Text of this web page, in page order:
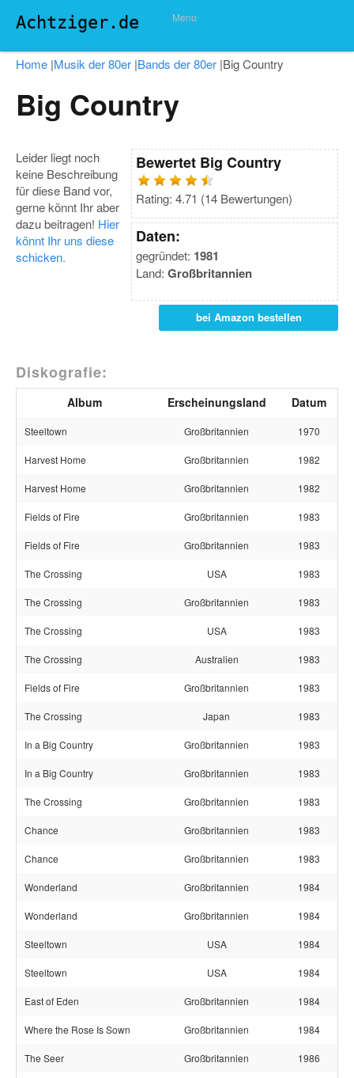
Achtziger.de Menu
Home |Musik der 80er |Bands der 80er |Big Country
Big Country
Bewertet Big Country
Rating: 4.71 (14 Bewertungen)
Daten:
gegründet: 1981
Land: Großbritannien
bei Amazon bestellen
Leider liegt noch
keine Beschreibung
für diese Band vor,
gerne könnt Ihr aber
dazu beitragen! Hier
könnt Ihr uns diese
schicken.
Diskografie:
Album Erscheinungsland Datum
Steeltown Großbritannien 1970
Harvest Home Großbritannien 1982
Harvest Home Großbritannien 1982
Fields of Fire Großbritannien 1983
Fields of Fire Großbritannien 1983
The Crossing USA 1983
The Crossing Großbritannien 1983
The Crossing USA 1983
The Crossing Australien 1983
Fields of Fire Großbritannien 1983
The Crossing Japan 1983
In a Big Country Großbritannien 1983
In a Big Country Großbritannien 1983
The Crossing Großbritannien 1983
Chance Großbritannien 1983
Chance Großbritannien 1983
Wonderland Großbritannien 1984
Wonderland Großbritannien 1984
Steeltown USA 1984
Steeltown USA 1984
East of Eden Großbritannien 1984
Where the Rose Is Sown Großbritannien 1984
The Seer Großbritannien 1986